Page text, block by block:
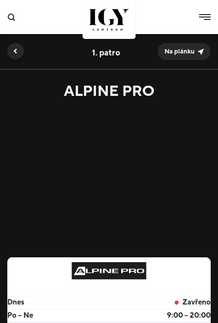
ALPINE PRO
1. Na plánku
Dnes
Zavřeno
Po – Ne
9:00 – 20:00